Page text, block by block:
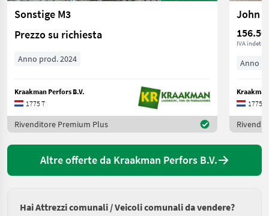
Sonstige M3
Prezzo su richiesta
Anno prod. 2024
Kraakman Perfors B.V.
1775 T
Rivenditore Premium Plus
John
IVA
Anno
1775 T
Altre offerte da Kraakman Perfors B.V.
Hai Attrezzi comunali / Veicoli comunali da vendere?